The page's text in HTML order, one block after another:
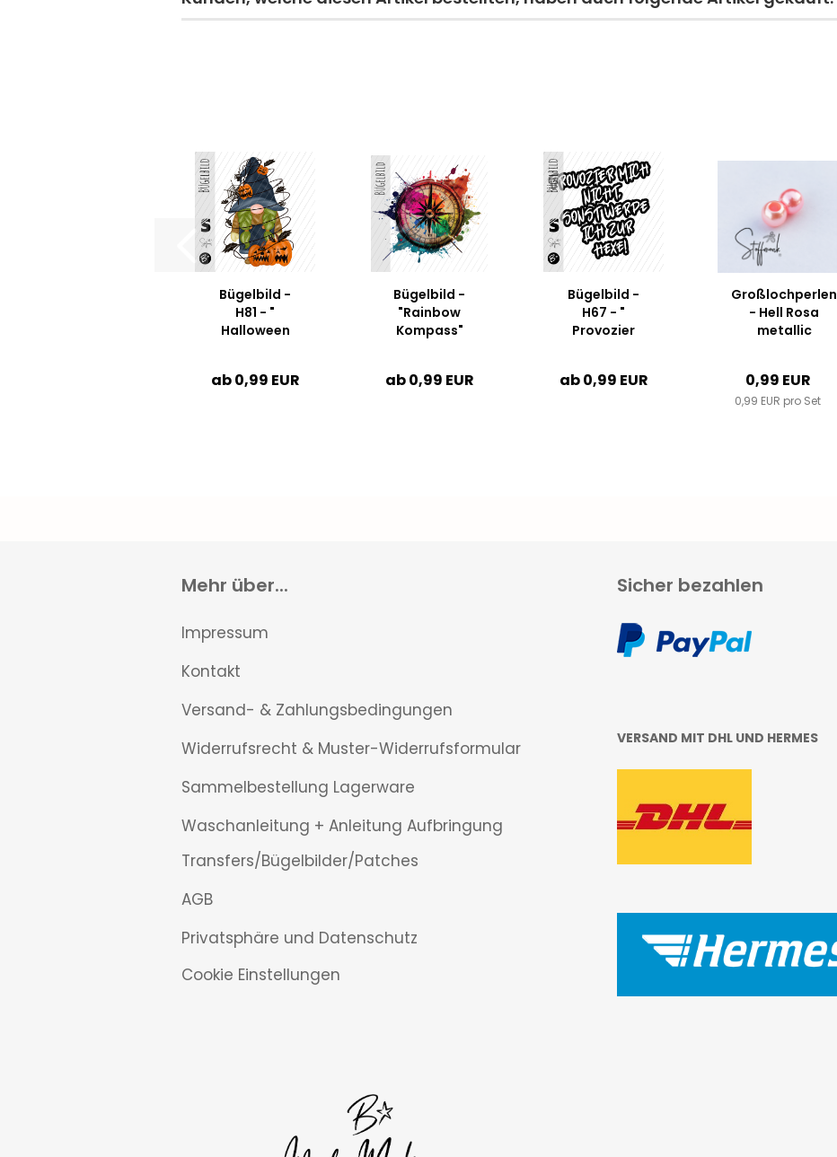
Bügelbild -
H81 - "
Halloween
ab 0,99 EUR
Bügelbild -
"Rainbow
Kompass"
ab 0,99 EUR
Bügelbild -
H67 - "
Provozier
ab 0,99 EUR
Großlochperlen
- Hell Rosa
metallic
0,99 EUR
0,99 EUR pro Set
Mehr über...
Impressum
Kontakt
Versand- & Zahlungsbedingungen
Widerrufsrecht & Muster-Widerrufsformular
Sammelbestellung Lagerware
Waschanleitung + Anleitung Aufbringung
Transfers/Bügelbilder/Patches
AGB
Privatsphäre und Datenschutz
Cookie Einstellungen
Sicher bezahlen
VERSAND MIT DHL UND HERMES